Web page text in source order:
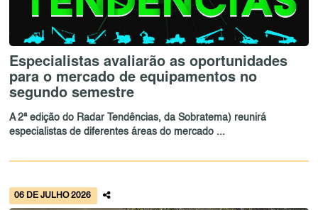
Especialistas avaliarão as oportunidades
para o mercado de equipamentos no
segundo semestre
A 2ª edição do Radar Tendências, da Sobratema) reunirá
especialistas de diferentes áreas do mercado ...
06 DE JULHO 2026